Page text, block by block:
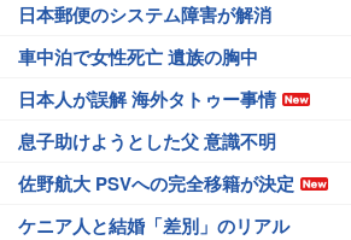
日本郵便のシステム障害が解消
車中泊で女性死亡 遺族の胸中
日本人が誤解 海外タトゥー事情
息子助けようとした父 意識不明
佐野航大 PSVへの完全移籍が決定
ケニア人と結婚「差別」のリアル